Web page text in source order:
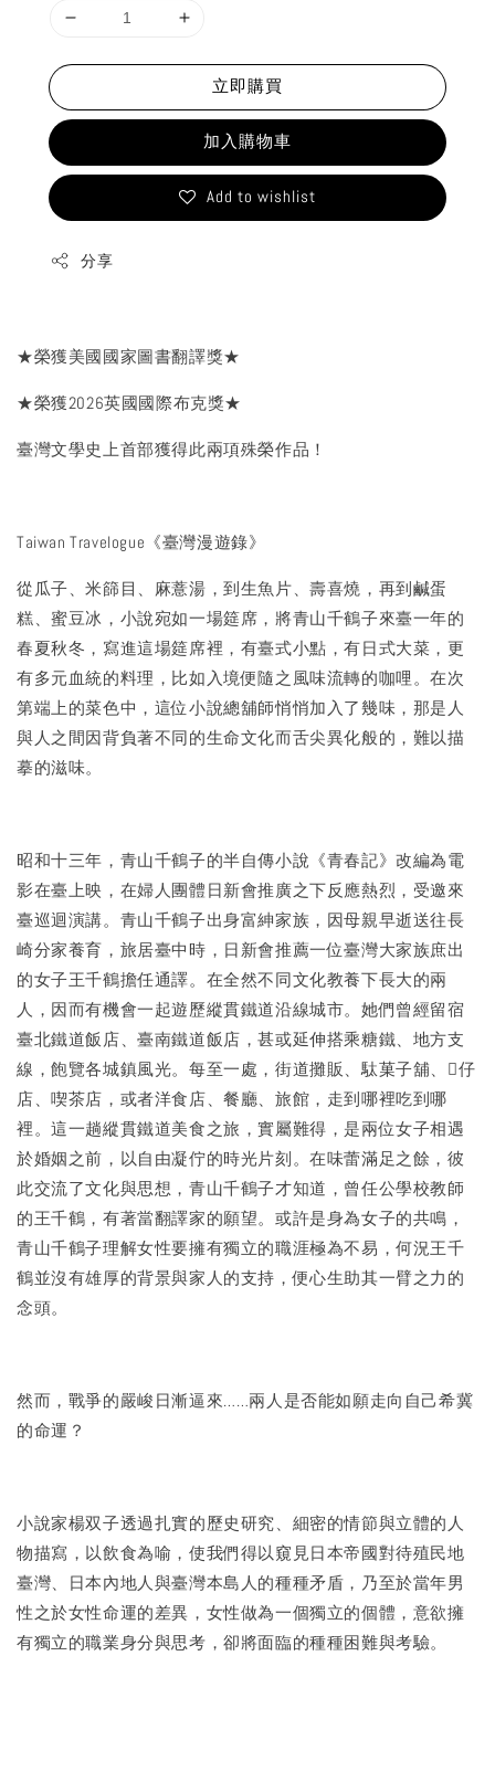
立即購買
加入購物車
Add to wishlist
分享
★榮獲美國國家圖書翻譯獎★
★榮獲2026英國國際布克獎★
臺灣文學史上首部獲得此兩項殊榮作品！
Taiwan Travelogue《臺灣漫遊錄》
從瓜子、米篩目、麻薏湯，到生魚片、壽喜燒，再到鹹蛋
糕、蜜豆冰，小說宛如一場筵席，將青山千鶴子來臺一年的
春夏秋冬，寫進這場筵席裡，有臺式小點，有日式大菜，更
有多元血統的料理，比如入境便隨之風味流轉的咖哩。在次
第端上的菜色中，這位小說總舖師悄悄加入了幾味，那是人
與人之間因背負著不同的生命文化而舌尖異化般的，難以描
摹的滋味。
昭和十三年，青山千鶴子的半自傳小說《青春記》改編為電
影在臺上映，在婦人團體日新會推廣之下反應熱烈，受邀來
臺巡迴演講。青山千鶴子出身富紳家族，因母親早逝送往長
崎分家養育，旅居臺中時，日新會推薦一位臺灣大家族庶出
的女子王千鶴擔任通譯。在全然不同文化教養下長大的兩
人，因而有機會一起遊歷縱貫鐵道沿線城市。她們曾經留宿
臺北鐵道飯店、臺南鐵道飯店，甚或延伸搭乘糖鐵、地方支
線，飽覽各城鎮風光。每至一處，街道攤販、駄菓子舖、𥴊仔
店、喫茶店，或者洋食店、餐廳、旅館，走到哪裡吃到哪
裡。這一趟縱貫鐵道美食之旅，實屬難得，是兩位女子相遇
於婚姻之前，以自由凝佇的時光片刻。在味蕾滿足之餘，彼
此交流了文化與思想，青山千鶴子才知道，曾任公學校教師
的王千鶴，有著當翻譯家的願望。或許是身為女子的共鳴，
青山千鶴子理解女性要擁有獨立的職涯極為不易，何況王千
鶴並沒有雄厚的背景與家人的支持，便心生助其一臂之力的
念頭。
然而，戰爭的嚴峻日漸逼來……兩人是否能如願走向自己希冀
的命運？
小說家楊双子透過扎實的歷史研究、細密的情節與立體的人
物描寫，以飲食為喻，使我們得以窺見日本帝國對待殖民地
臺灣、日本內地人與臺灣本島人的種種矛盾，乃至於當年男
性之於女性命運的差異，女性做為一個獨立的個體，意欲擁
有獨立的職業身分與思考，卻將面臨的種種困難與考驗。